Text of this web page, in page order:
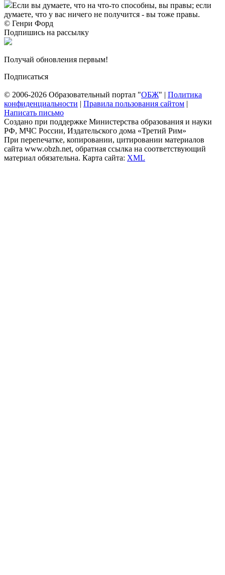
Если вы думаете, что на что-то способны, вы правы; если
думаете, что у вас ничего не получится - вы тоже правы.
© Генри Форд
Подпишись на рассылку
Получай обновления первым!
Подписаться
© 2006-2026 Образовательный портал "ОБЖ" | Политика
конфиденциальности | Правила пользования сайтом |
Написать письмо
Создано при поддержке Министерства образования и науки
РФ, МЧС России, Издательского дома «Третий Рим»
При перепечатке, копировании, цитировании материалов
сайта www.obzh.net, обратная ссылка на соответствующий
материал обязательна. Карта сайта: XML